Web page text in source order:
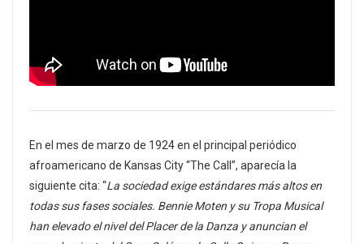
En el mes de marzo de 1924 en el principal periódico
afroamericano de Kansas City “The Call”, aparecía la
siguiente cita: “La sociedad exige estándares más altos en
todas sus fases sociales. Bennie Moten y su Tropa Musical
han elevado el nivel del Placer de la Danza y anuncian el